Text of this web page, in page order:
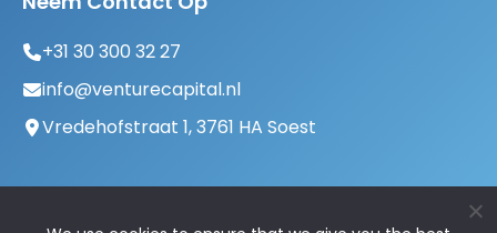
+31 30 300 32 27
info@venturecapital.nl
Vredehofstraat 1, 3761 HA Soest